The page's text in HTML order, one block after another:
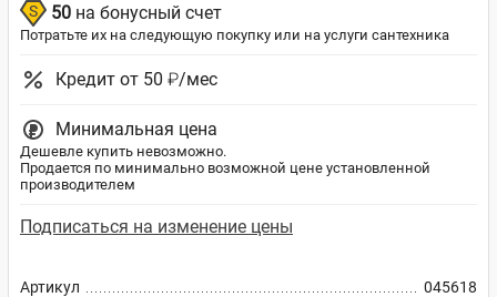
Артикул
045618
50 на бонусный счет
Потратьте их на следующую покупку или на услуги сантехника
Кредит от 50 ₽/мес
Минимальная цена
Дешевле купить невозможно.
Продается по минимально возможной цене установленной
производителем
Подписаться на изменение цены